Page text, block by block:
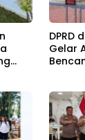
DPRD
Gelar